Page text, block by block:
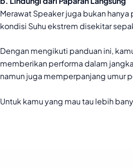
Merawat Speaker juga bukan
kondisi Suhu ekstrem disekitar
Dengan mengikuti panduan ini,
memberikan performa dalam
namun juga memperpanjang umur
Untuk kamu yang mau tau lebih